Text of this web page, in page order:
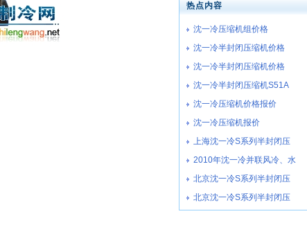
热点内容
沈一冷压缩机组价格
沈一冷半封闭压缩机价格
沈一冷半封闭压缩机价格
沈一冷半封闭压缩机S51A
沈一冷压缩机价格报价
沈一冷压缩机报价
上海沈一冷S系列半封闭压
2010年沈一冷并联风冷、水
北京沈一冷S系列半封闭压
北京沈一冷S系列半封闭压